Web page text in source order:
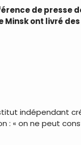
de presse
Minsk ont livré
indépendant
: « on ne peut